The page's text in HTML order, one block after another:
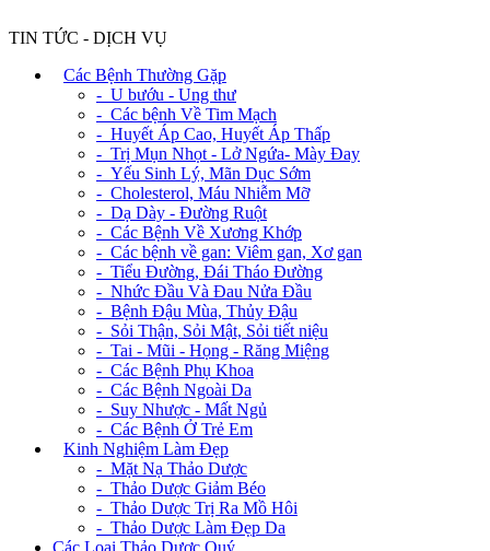
TIN TỨC - DỊCH VỤ
Các Bệnh Thường Gặp
- U bướu - Ung thư
- Các bệnh Về Tim Mạch
- Huyết Áp Cao, Huyết Áp Thấp
- Trị Mụn Nhọt - Lở Ngứa- Mày Đay
- Yếu Sinh Lý, Mãn Dục Sớm
- Cholesterol, Máu Nhiễm Mỡ
- Dạ Dày - Đường Ruột
- Các Bệnh Về Xương Khớp
- Các bệnh về gan: Viêm gan, Xơ gan
- Tiểu Đường, Đái Tháo Đường
- Nhức Đầu Và Đau Nửa Đầu
- Bệnh Đậu Mùa, Thủy Đậu
- Sỏi Thận, Sỏi Mật, Sỏi tiết niệu
- Tai - Mũi - Họng - Răng Miệng
- Các Bệnh Phụ Khoa
- Các Bệnh Ngoài Da
- Suy Nhược - Mất Ngủ
- Các Bệnh Ở Trẻ Em
Kinh Nghiệm Làm Đẹp
- Mặt Nạ Thảo Dược
- Thảo Dược Giảm Béo
- Thảo Dược Trị Ra Mồ Hôi
- Thảo Dược Làm Đẹp Da
Các Loại Thảo Dược Quý